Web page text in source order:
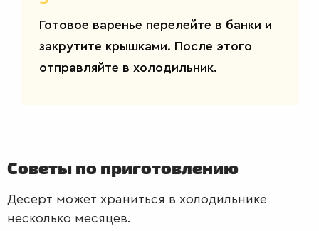
Готовое варенье перелейте в банки и
закрутите крышками. После этого
отправляйте в холодильник.
Советы по приготовлению
Десерт может храниться в холодильнике
несколько месяцев.